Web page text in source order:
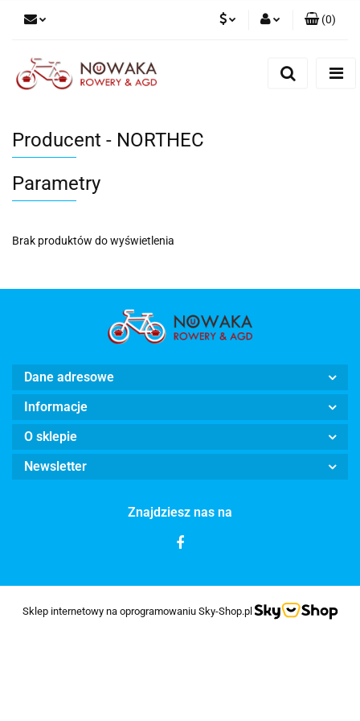
(0)
Producent - NORTHEC
Parametry
Brak produktów do wyświetlenia
Dane adresowe
Informacje
O sklepie
Newsletter
Znajdziesz nas na
Sklep internetowy na oprogramowaniu Sky-Shop.pl